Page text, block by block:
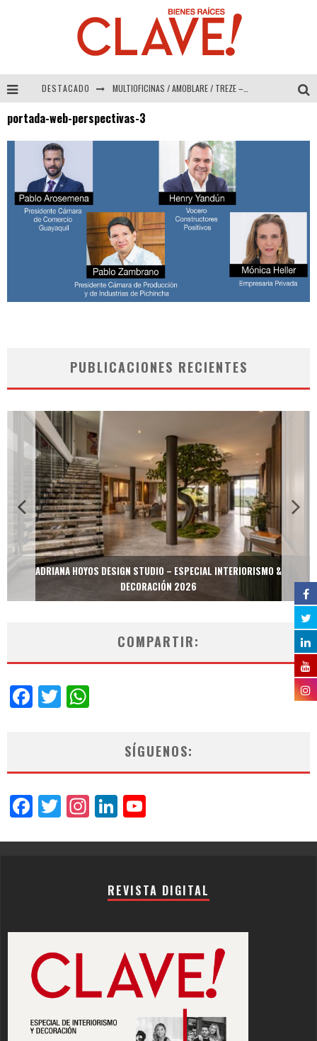
DESTACADO MULTIOFICINAS / AMOBLARE / TREZE – Especial Interiorismo & Decoración 2026
COLINEAL – Especial Interiorismo & Decoración 2026
portada-web-perspectivas-3
PUBLICACIONES RECIENTES
ADRIANA HOYOS DESIGN STUDIO – ESPECIAL INTERIORISMO &
DECORACIÓN 2026
COMPARTIR:
Facebook
Twitter
SÍGUENOS:
Facebook
Twitter
Instagram
LinkedIn
REVISTA DIGITAL